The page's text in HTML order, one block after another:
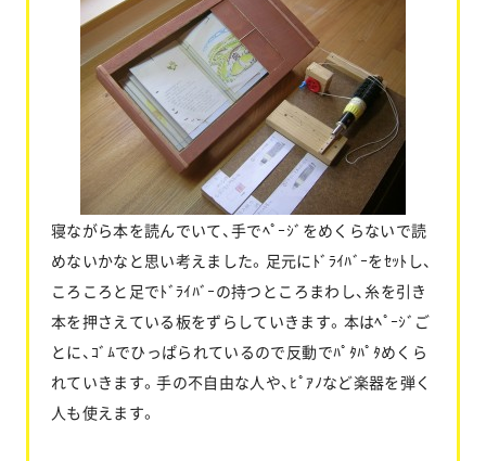
寝ながら本を読んでいて、手でﾍﾟｰｼﾞをめくらないで読
めないかなと思い考えました。足元にﾄﾞﾗｲﾊﾞｰをｾｯﾄし、
ころころと足でﾄﾞﾗｲﾊﾞｰの持つところまわし、糸を引き
本を押さえている板をずらしていきます。本はﾍﾟｰｼﾞご
とに、ｺﾞﾑでひっぱられているので反動でﾊﾟﾀﾊﾟﾀめくら
れていきます。手の不自由な人や、ﾋﾟｱﾉなど楽器を弾く
人も使えます。